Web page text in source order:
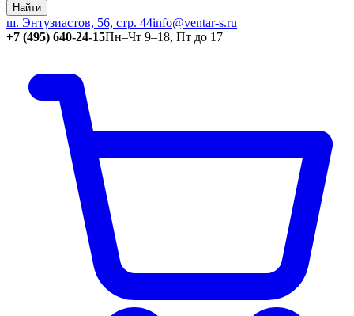
Найти
ш. Энтузиастов, 56, стр. 44info@ventar-s.ru
+7 (495) 640-24-15Пн–Чт 9–18, Пт до 17